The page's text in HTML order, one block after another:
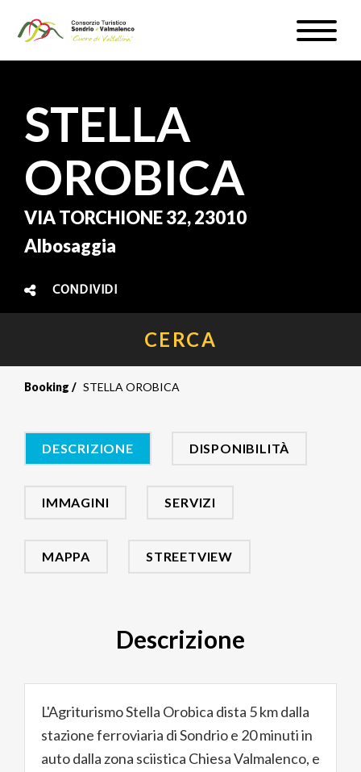
contenuto
Toggle
WEBCAM & METEO
ISCRIVITI
IT
#InLOMBARDIA
STELLA
OROBICA
VIA TORCHIONE 32, 23010
Albosaggia
CONDIVIDI
CERCA
Booking STELLA OROBICA
DESCRIZIONE DISPONIBILITÀ
IMMAGINI SERVIZI
MAPPA STREETVIEW
Descrizione
L'Agriturismo Stella Orobica dista 5 km dalla
stazione ferroviaria di Sondrio e 20 minuti in
auto dalla zona sciistica Chiesa Valmalenco, e